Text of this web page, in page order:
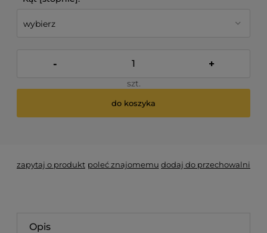
- +
szt.
do koszyka
zapytaj o produkt poleć znajomemu dodaj do przechowalni
Opis